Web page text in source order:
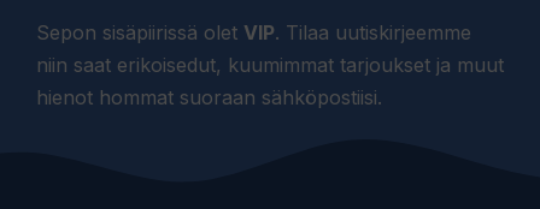
Sepon sisäpiirissä olet VIP. Tilaa uutiskirjeemme
niin saat erikoisedut, kuumimmat tarjoukset ja muut
hienot hommat suoraan sähköpostiisi.